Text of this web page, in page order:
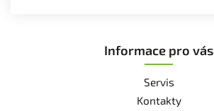
Informace pro vás
Servis
Kontakty